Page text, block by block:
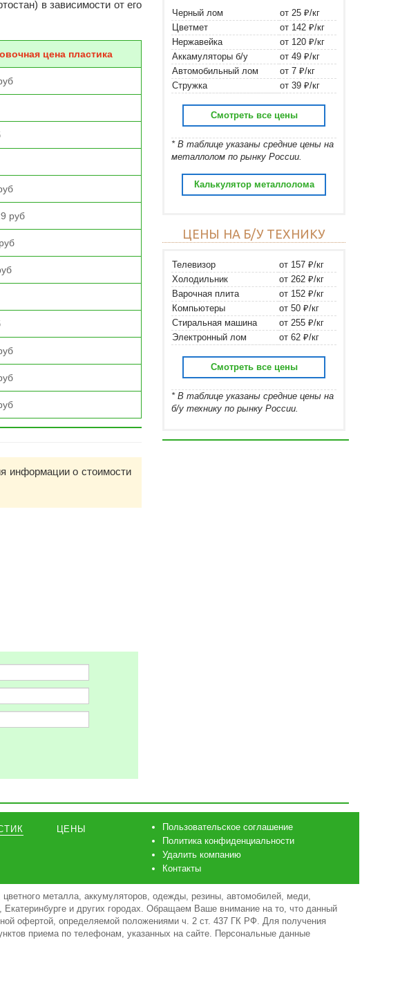
в зависимости от его
цена пластика
руб
информации о стоимости
Черный лом
от 25 ₽/кг
Цветмет
от 142 ₽/кг
Нержавейка
от 120 ₽/кг
Аккамуляторы б/у
от 49 ₽/кг
Автомобильный лом
от 7 ₽/кг
Стружка
от 39 ₽/кг
Смотреть все цены
* В таблице указаны средние цены на
металлолом по рынку России.
Калькулятор металлолома
ЦЕНЫ НА Б/У ТЕХНИКУ
Телевизор
от 157 ₽/кг
Холодильник
от 262 ₽/кг
Варочная плита
от 152 ₽/кг
Компьютеры
от 50 ₽/кг
Стиральная машина
от 255 ₽/кг
Электронный лом
от 62 ₽/кг
Смотреть все цены
* В таблице указаны средние цены на
б/у технику по рынку России.
ЦЕНЫ
Пользовательское соглашение
Политика конфиденциальности
Удалить компанию
Контакты
металла, аккумуляторов, одежды, резины, автомобилей, меди,
и других городах. Обращаем Ваше внимание на то, что данный
офертой, определяемой положениями ч. 2 ст. 437 ГК РФ. Для получения
приема по телефонам, указанных на сайте. Персональные данные